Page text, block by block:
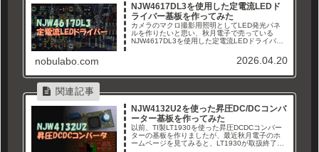
NJW4617DL3を使用した定電流LEDド
ライバー基板を作ってみた
カメラのマクロ撮影用照明としてLED発光パネ
ルを作りたいと思い、秋月電子で売っている
NJW4617DL3を使用した定電流LEDドライバー
NJW4617DL3は日清紡マイクロデバイス（旧新
nobulabo.com 2026.04.20
NJW4132U2を使った昇圧DC/DCコンバ
ーター基板を作ってみた
以前、TI製LT1930を使った昇圧DCDCコンバー
ターの基板を作りましたが、最近秋月電子のホ
ームページを見てみると、LT1930が取扱終了に